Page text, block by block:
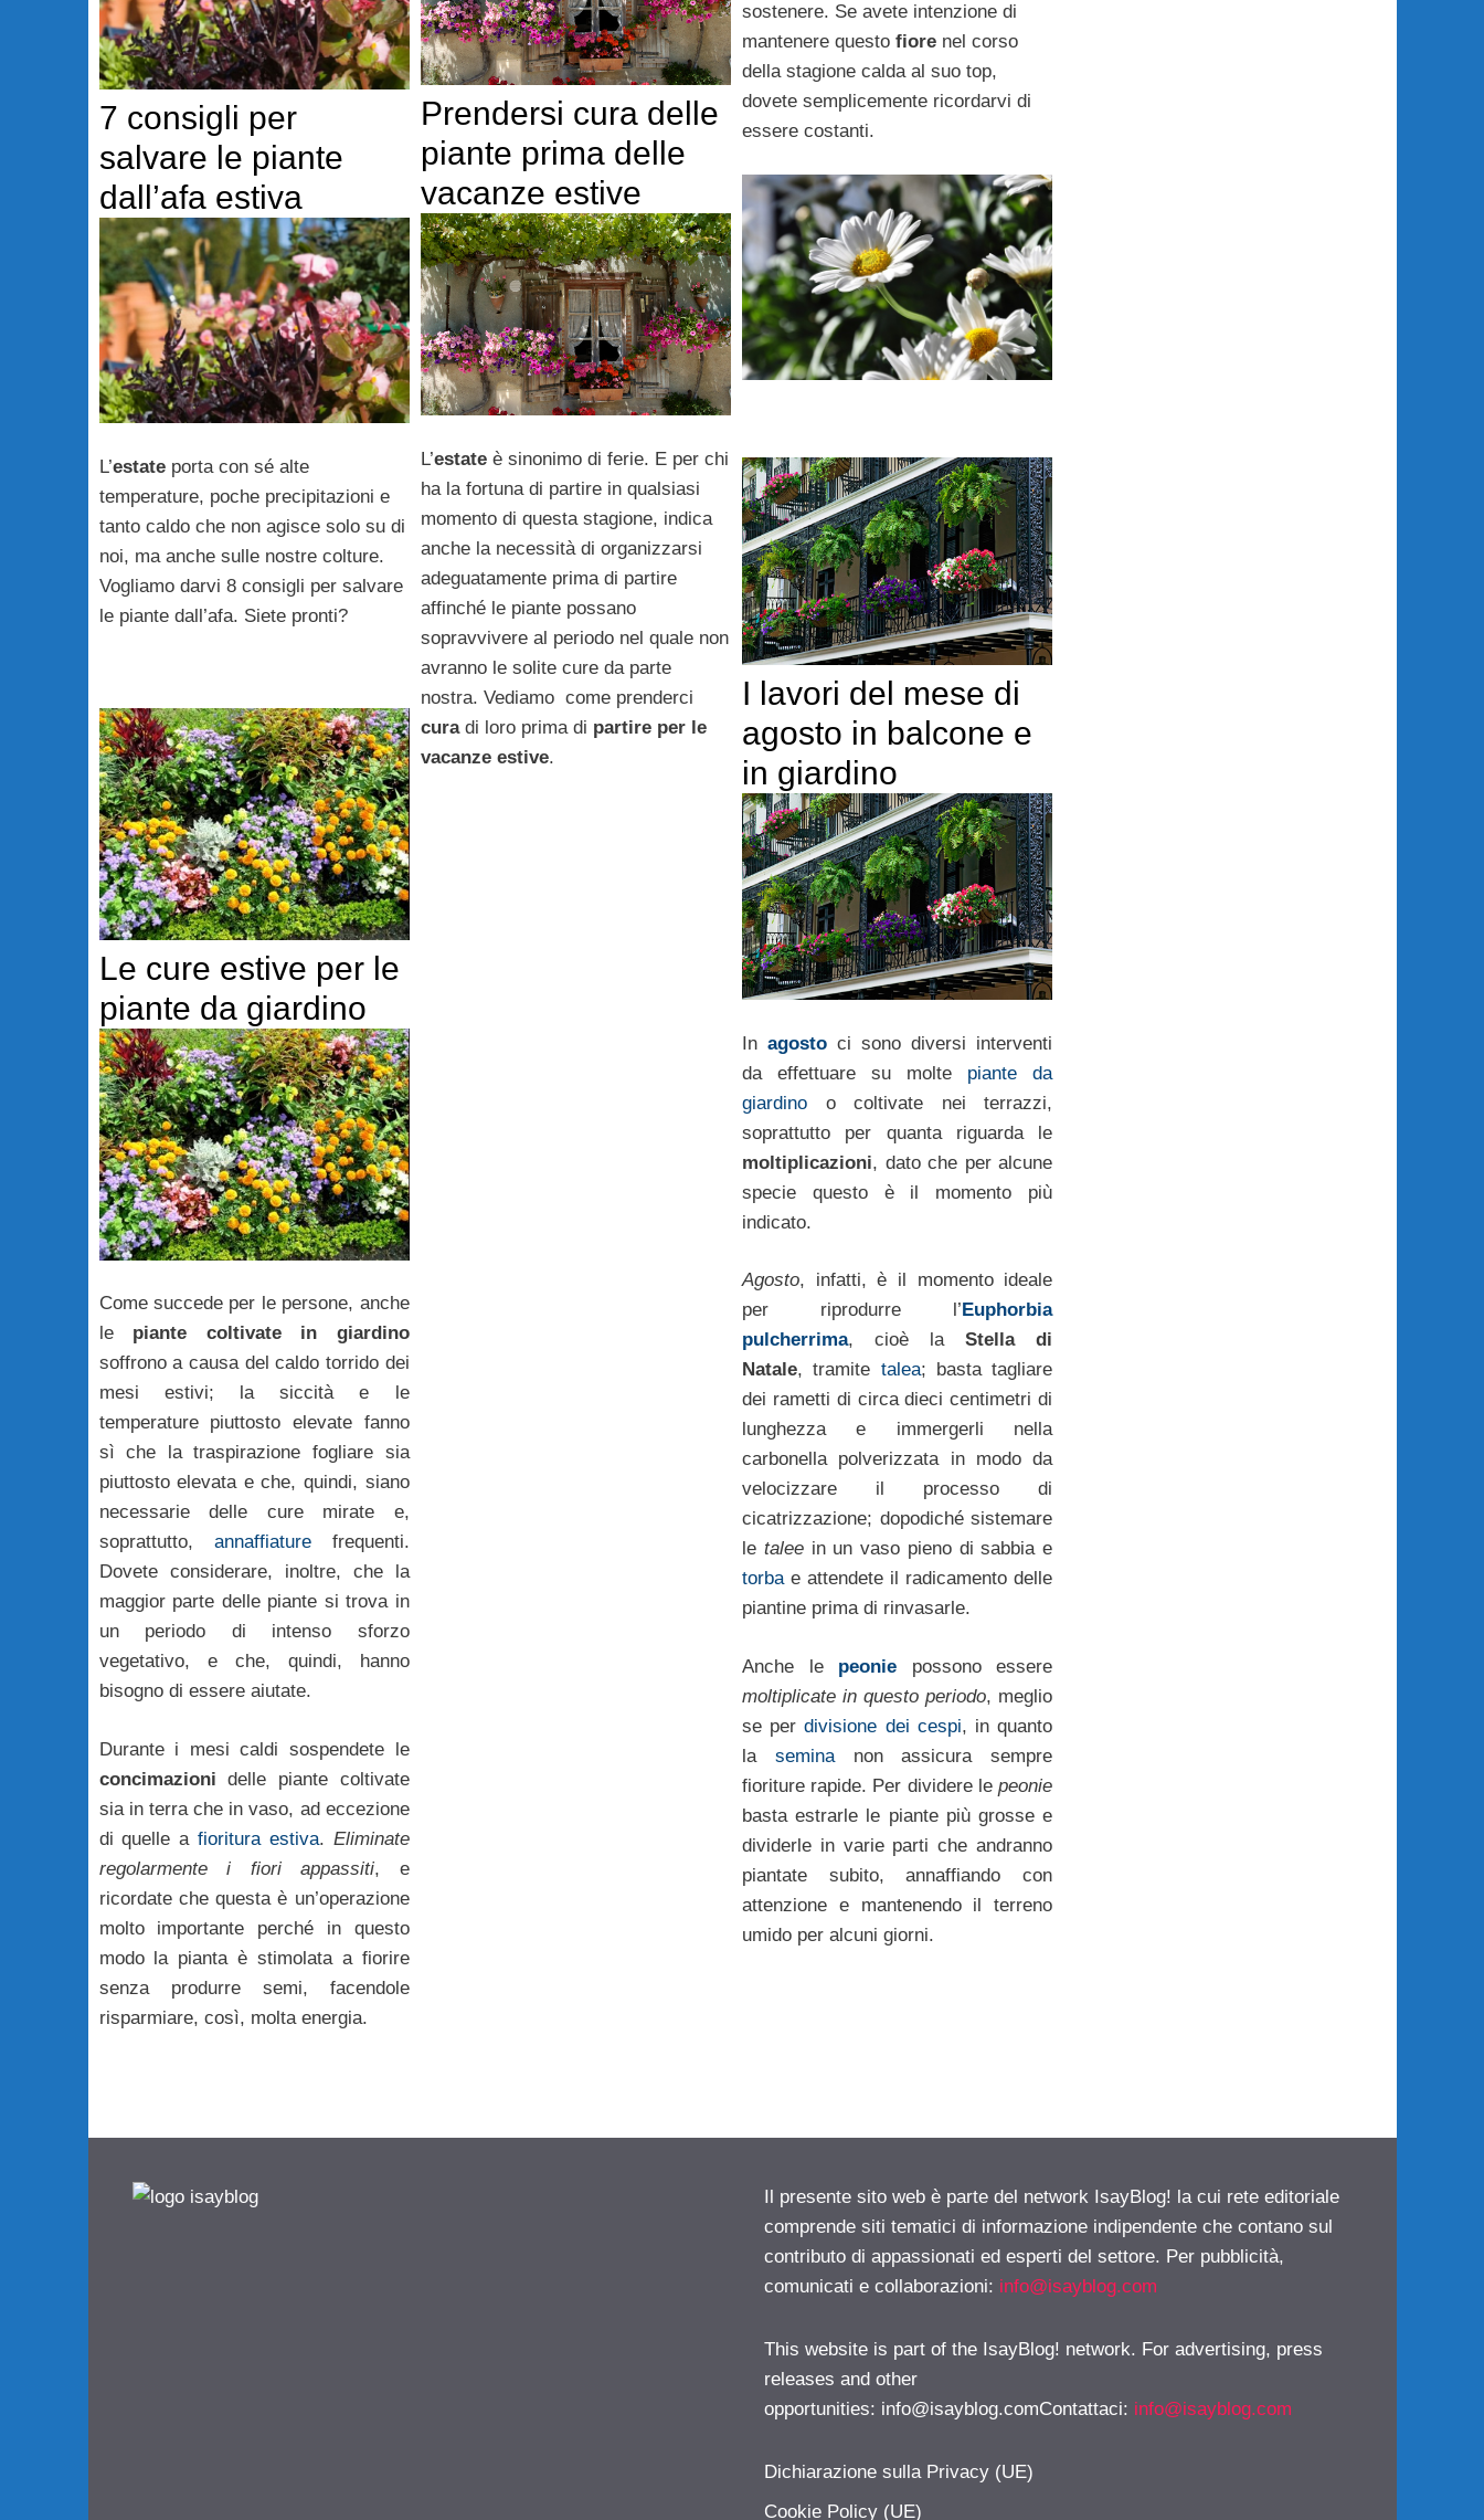
sostenere. Se avete intenzione di
mantenere questo fiorenel corso
della stagione calda al suo top,
dovete semplicemente ricordarvi di
essere costanti.
7 consigli per
salvare le piante
dall’afa estiva
L’estateporta con sé alte
temperature, poche precipitazioni e
tanto caldo che non agisce solo su di
noi, ma anche sulle nostre colture.
Vogliamo darvi 8 consigli per salvare
le piante dall’afa. Siete pronti?
Prendersi cura delle
piante prima delle
vacanze estive
L’estateè sinonimo di ferie. E per chi
ha la fortuna di partire in qualsiasi
momento di questa stagione, indica
anche la necessità di organizzarsi
adeguatamente prima di partire
affinché le piante possano
sopravvivere al periodo nel quale non
avranno le solite cure da parte
nostra. Vediamo come prenderci
cura di loro prima di partire per le
vacanze estive.
I lavori del mese di
agosto in balcone e
in giardino
In agosto ci sono diversi interventi
da effettuare su molte piante da
giardinoo coltivate nei terrazzi,
soprattutto per quanta riguarda le
moltiplicazioni, dato che per alcune
specie questo è il momento più
indicato.
Agosto, infatti, è il momento ideale
per riprodurre l’ Euphorbia
pulcherrima, cioè laStella di
Natale, tramite talea; basta tagliare
dei rametti di circa dieci centimetri di
lunghezza e immergerli nella
carbonella polverizzata in modo da
velocizzare il processo di
cicatrizzazione; dopodiché sistemare
le taleein un vaso pieno di sabbia e
torbae attendete il radicamento delle
piantine prima di rinvasarle.
Anche le peonie possono essere
moltiplicate in questo periodo, meglio
se perdivisione dei cespi, in quanto
la seminanon assicura sempre
fioriture rapide. Per dividere lepeonie
basta estrarle le piante più grosse e
dividerle in varie parti che andranno
piantate subito, annaffiando con
attenzione e mantenendo il terreno
umido per alcuni giorni.
Le cure estive per le
piante da giardino
Come succede per le persone, anche
le piante coltivate in giardino
soffrono a causa del caldo torrido dei
mesi estivi; la siccità e le
temperature piuttosto elevate fanno
sì che la traspirazione fogliare sia
piuttosto elevata e che, quindi, siano
necessarie delle cure mirate e,
soprattutto, annaffiaturefrequenti.
Dovete considerare, inoltre, che la
maggior parte delle piante si trova in
un periodo di intenso sforzo
vegetativo, e che, quindi, hanno
bisogno di essere aiutate.
Durante i mesi caldi sospendete le
concimazioni delle piante coltivate
sia in terra che in vaso, ad eccezione
di quelle afioritura estiva. Eliminate
regolarmente i fiori appassiti, e
ricordate che questa è un’operazione
molto importante perché in questo
modo la pianta è stimolata a fiorire
senza produrre semi, facendole
risparmiare, così, molta energia.
Il presente sito web è parte del network IsayBlog! la cui rete editoriale
comprende siti tematici di informazione indipendente che contano sul
contributo di appassionati ed esperti del settore. Per pubblicità,
comunicati e collaborazioni: info@isayblog.com
This website is part of the IsayBlog! network. For advertising, press
releases and other
opportunities: info@isayblog.comContattaci: info@isayblog.com
Dichiarazione sulla Privacy (UE)
Cookie Policy (UE)